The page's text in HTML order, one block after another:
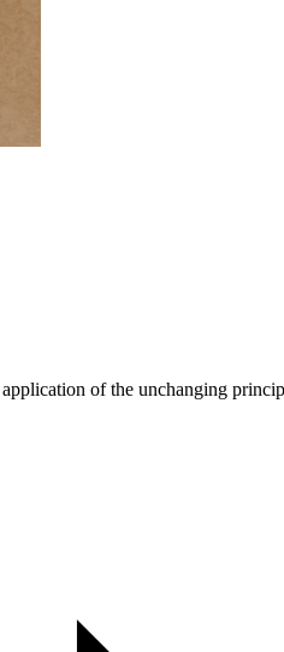
of the unchanging